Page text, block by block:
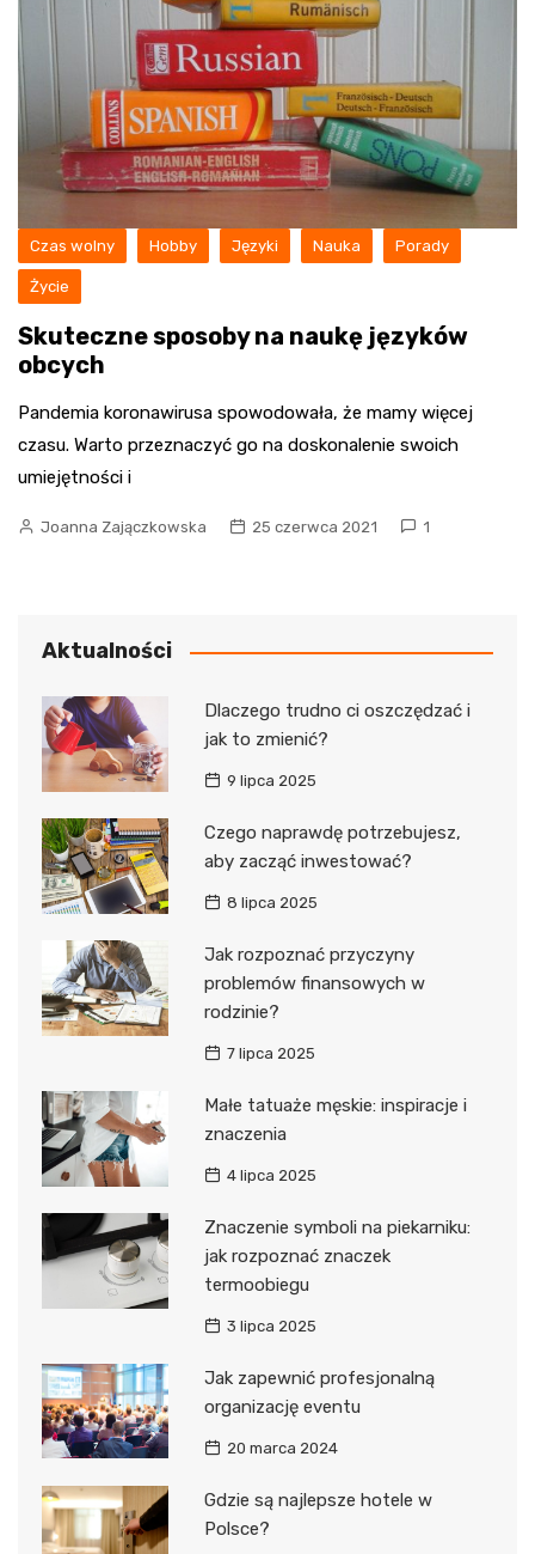
Czas wolny Hobby Języki Nauka Porady
Życie
Skuteczne sposoby na naukę języków
obcych
Pandemia koronawirusa spowodowała, że mamy więcej
czasu. Warto przeznaczyć go na doskonalenie swoich
umiejętności i
Joanna Zajączkowska 25 czerwca 2021 1
Aktualności
Dlaczego trudno ci oszczędzać i
jak to zmienić?
9 lipca 2025
Czego naprawdę potrzebujesz,
aby zacząć inwestować?
8 lipca 2025
Jak rozpoznać przyczyny
problemów finansowych w
rodzinie?
7 lipca 2025
Małe tatuaże męskie: inspiracje i
znaczenia
4 lipca 2025
Znaczenie symboli na piekarniku:
jak rozpoznać znaczek
termoobiegu
3 lipca 2025
Jak zapewnić profesjonalną
organizację eventu
20 marca 2024
Gdzie są najlepsze hotele w
Polsce?